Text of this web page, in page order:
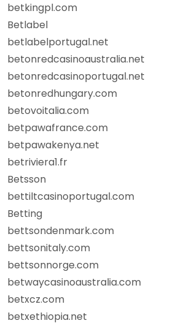
betkingpl.com
Betlabel
betlabelportugal.net
betonredcasinoaustralia.net
betonredcasinoportugal.net
betonredhungary.com
betovoitalia.com
betpawafrance.com
betpawakenya.net
betriviera1.fr
Betsson
bettiltcasinoportugal.com
Betting
bettsondenmark.com
bettsonitaly.com
bettsonnorge.com
betwaycasinoaustralia.com
betxcz.com
betxethiopia.net